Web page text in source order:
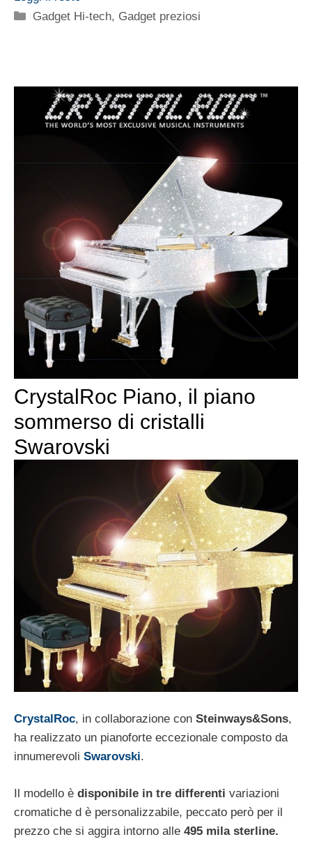
Categorie
Gadget Hi-tech, Gadget preziosi
CrystalRoc Piano, il piano
sommerso di cristalli
Swarovski
CrystalRoc, in collaborazione con Steinways&Sons,
ha realizzato un pianoforte eccezionale composto da
innumerevoli Swarovski.
Il modello è disponibile in tre differenti variazioni
cromatiche d è personalizzabile, peccato però per il
prezzo che si aggira intorno alle 495 mila sterline.